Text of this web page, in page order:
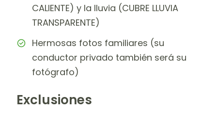
CALIENTE) y la lluvia (CUBRE LLUVIA
TRANSPARENTE)
Hermosas fotos familiares (su
conductor privado también será su
fotógrafo)
Exclusiones